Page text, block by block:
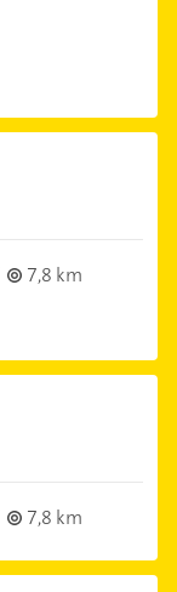
7,8 km
7,8 km